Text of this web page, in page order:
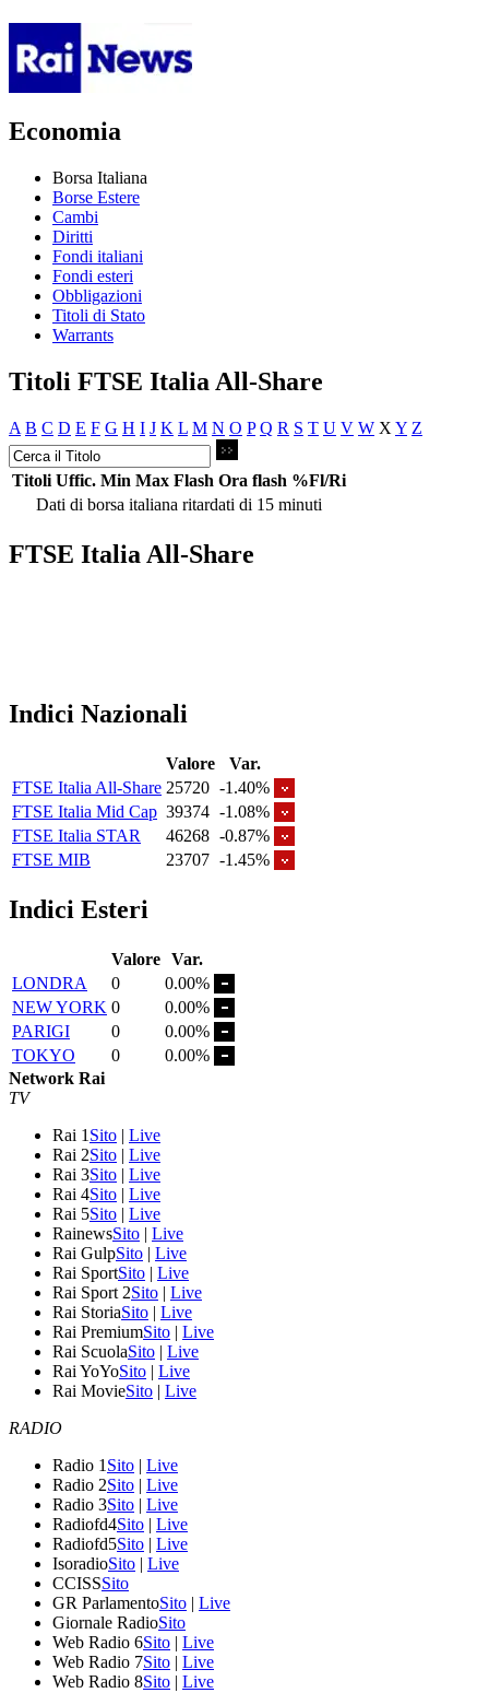
Economia
Borsa Italiana
Borse Estere
Cambi
Diritti
Fondi italiani
Fondi esteri
Obbligazioni
Titoli di Stato
Warrants
Titoli FTSE Italia All-Share
A B C D E F G H I J K L M N O P Q R S T U V W X Y Z
Titoli Uffic. Min Max Flash Ora flash %Fl/Ri
Dati di borsa italiana ritardati di 15 minuti
FTSE Italia All-Share
Indici Nazionali
Valore
Var.
FTSE Italia All-Share 25720 -1.40%
FTSE Italia Mid Cap 39374 -1.08%
FTSE Italia STAR
46268 -0.87%
FTSE MIB
23707 -1.45%
Indici Esteri
Valore Var.
LONDRA
0
0.00%
NEW YORK 0
0.00%
PARIGI
0
0.00%
TOKYO
0
0.00%
Network Rai
TV
Rai 1 Sito | Live
Rai 2Sito | Live
Rai 3Sito | Live
Rai 4Sito | Live
Rai 5Sito | Live
RainewsSito | Live
Rai GulpSito | Live
Rai SportSito | Live
Rai Sport 2Sito | Live
Rai StoriaSito | Live
Rai PremiumSito | Live
Rai ScuolaSito | Live
Rai YoYoSito | Live
Rai MovieSito | Live
RADIO
Radio 1 Sito | Live
Radio 2Sito | Live
Radio 3Sito | Live
Radiofd4Sito | Live
Radiofd5Sito | Live
IsoradioSito | Live
CCISSSito
GR ParlamentoSito | Live
Giornale RadioSito
Web Radio 6Sito | Live
Web Radio 7Sito | Live
Web Radio 8Sito | Live